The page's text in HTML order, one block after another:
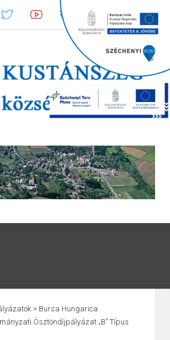
> Bursa Hungarica
Ösztöndíjpályázat „B” Típus